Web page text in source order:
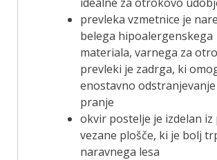
prevleka vzmetnice je
belega hipoalergenskega
materiala, varnega za
prevleki je zadrga, ki
enostavno
pranje
okvir postelje je izdelan iz
vezane plošče, ki je bolj
naravnega lesa